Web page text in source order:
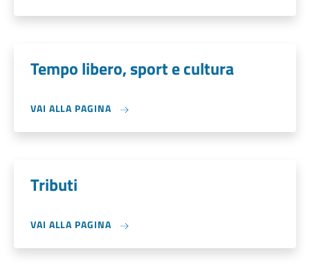
Tempo libero, sport e cultura
VAI ALLA PAGINA
Tributi
VAI ALLA PAGINA